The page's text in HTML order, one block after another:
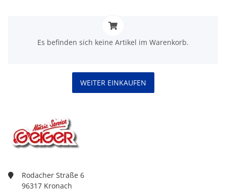
Es befinden sich keine Artikel im Warenkorb.
WEITER EINKAUFEN
Rodacher Straße 6
96317 Kronach